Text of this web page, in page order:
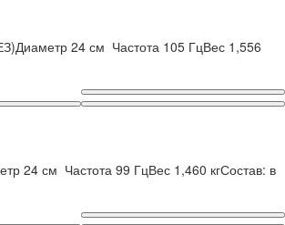
24 см Частота 105 ГцВес 1,556
24 см Частота 99 ГцВес 1,460 кгСостав: в